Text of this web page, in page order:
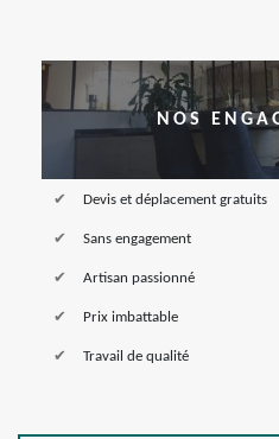
NOS
Devis et déplacement gratuits
Sans engagement
Artisan passionné
Prix imbattable
Travail de qualité